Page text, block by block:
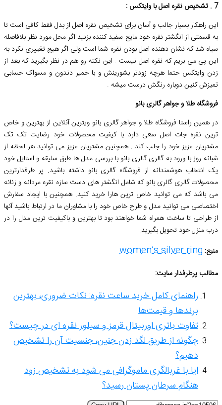
7 . تشخیص نقره اصل با وایتکس :
این راهکار بسیار جالب و آسان برای تشخیص نقره اصل از بدل فقط کافی است تا
به قسمتی از انگشتر نقره خود مایع سفید کننده بزنید اگر محل مورد نظر بلافاصله
سیاه شد که نشان دهنده اصل بودن نقره شما است ولی اگر هیچ تغییری نکرد به
این پی می بریم که نقره اصل نیست . این نکته رو هم در نظر بگیرید که بعد از
زدن وایتکس حتما هرچه زودتر بشورینش و با خمیر دندون و مسواک حسابی
تمیزش کنین دوباره رنگش درست میشه .
فروشگاه طلا و جواهر گالری بانو
در همین راستا فروشگاه طلا و جواهر گالری بانو ویترین آنلاین از بهترین و خاص
ترین نقره جات اصل سعی دارد با کیفیت محصولات خود رضایت تک تک
مشتریان عزیز خود را جلب کند . همچنین مشتریان عزیز می توانید هر لحظه از
شبانه روز با ورود به گالری گالری بانو با بررسی مدل ها طبق سلیقه و استایل خود
یک انتخاب هوشمندانه از فروشگاه گالری بانو داشته باشید. پر طرفدارترین
محصولات گالری گالری بانو که شامل انگشتر های دست سازه نقره مردانه و زنانه
می باشد که می توانید خاص ترین هارا خرید کنید. همچنین با ایجاد سفارش
اختصاصی می توانید مدل و طرح خاص خود را با مشاوران ما در ارتباط باشید آنها
از طراحی تا ساخت همراه شما خواهند بود تا بهترین و باکیفیت ترین مدل را در
درب منزل خود تحویل بگیرید.
منبع: women’s silver ring
مطالب پرطرفدار سایت:
راهنمای کامل خرید ساعت نقره: نکات ضروری، بهترین
برندها و قیمت‌ها
تفاوت باتری اوربیتال قرمز و سیلور نقره ای در چیست؟
چگونه از طریق لگد زدن جنین، جنسیت آن را تشخیص
دهیم؟
ایا با غربالگری ماموگرافی می شود به تشخیص زود
هنگام سرطان پستان رسید؟